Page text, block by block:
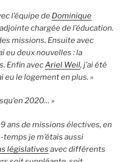
l’équipe de Dominique
chargée de l’éducation.
missions. Ensuite avec
eu deux nouvelles : la
Enfin avecAriel Weil, j’ai été
eu le logement en plus. »
2020… »
ans de missions électives, en
je m’étais aussi
législatives avec différents